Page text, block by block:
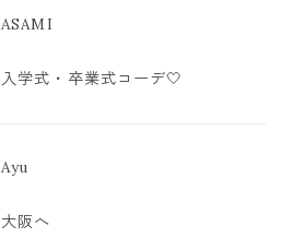
ASAMI
入学式・卒業式コーデ🤍
Ayu
大阪へ